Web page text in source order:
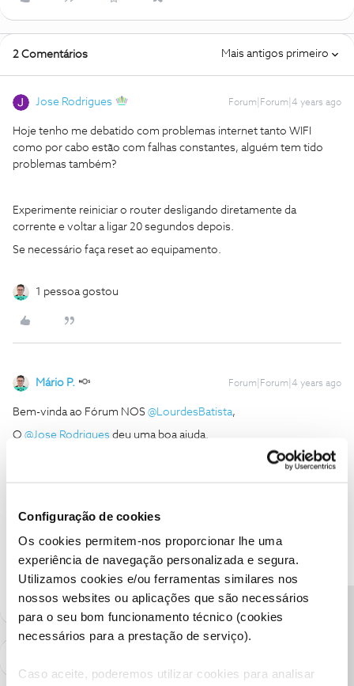
Configuração de cookies
Os cookies permitem-nos proporcionar lhe uma
experiência de navegação personalizada e segura.
Utilizamos cookies e/ou ferramentas similares nos
nossos websites ou aplicações que são necessários
para o seu bom funcionamento técnico (cookies
necessários para a prestação de serviço).
Caso aceite, poderemos utilizar cookies para analisar
2 Comentários Mais antigos primeiro
Jose Rodrigues Forum|Forum|4 years ago
Hoje tenho me debatido com problemas internet tanto WIFI
como por cabo estão com falhas constantes, alguém tem tido
problemas também?
Experimente reiniciar o router desligando diretamente da
corrente e voltar a ligar 20 segundos depois.
Se necessário faça reset ao equipamento.
1 pessoa gostou
Mário P. Forum|Forum|4 years ago
Bem-vinda ao Fórum NOS @LourdesBatista,
O @Jose Rodrigues deu uma boa ajuda.
Diga-nos, por favor, se após realizar os passos indicados pelo
Ajude a comunidade a encontrar informação relevante. Marque
como "Melhor Resposta" e faça "Like" nos melhores comentários.